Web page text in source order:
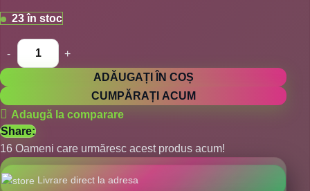
23 în stoc
ADĂUGAȚI ÎN COȘ
CUMPĂRAȚI ACUM
Adaugă la comparare
Share:
16 Oameni care urmăresc acest produs acum!
Livrare direct la adresa